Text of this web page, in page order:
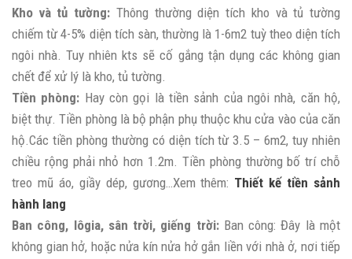
Kho và tủ tường: Thông thường diện tích kho và tủ tường
chiếm từ 4-5% diện tích sàn, thường là 1-6m2 tuỳ theo diện tích
ngôi nhà. Tuy nhiên kts sẽ cố gắng tận dụng các không gian
chết để xử lý là kho, tủ tường.
Tiền phòng: Hay còn gọi là tiền sảnh của ngôi nhà, căn hộ,
biệt thự. Tiền phòng là bộ phận phụ thuộc khu cửa vào của căn
hộ.Các tiền phòng thường có diện tích từ 3.5 – 6m2, tuy nhiên
chiều rộng phải nhỏ hơn 1.2m. Tiền phòng thường bố trí chỗ
treo mũ áo, giầy dép, gương…Xem thêm: Thiết kế tiền sảnh
hành lang
Ban công, lôgia, sân trời, giếng trời: Ban công: Đây là một
không gian hở, hoặc nửa kín nửa hở gắn liền với nhà ở, nơi tiếp